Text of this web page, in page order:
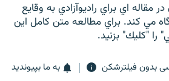
مقاله اي براي راديوآزادي به وقايع
مي كند. براي مطالعه متن كامل اين
"كليك" بزنيد.
بدون فیلترشکن به ما بپیوندید